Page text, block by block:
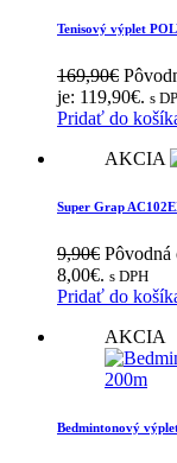
Tenisový výplet
169,90€
je: 119,90€. s
Pridať do
AKCIA
Super Grap
9,90€ Pôvodná
8,00€. s DPH
Pridať do
AKCIA
Bedmintonový